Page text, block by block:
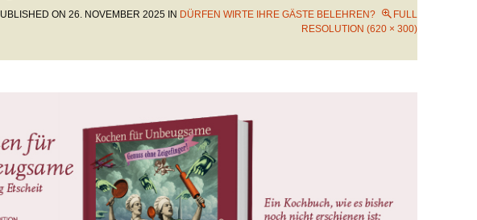
ON 26. NOVEMBER 2025 IN DÜRFEN WIRTE IHRE GÄSTE BELEHREN?
FULL
RESOLUTION (620 × 300)